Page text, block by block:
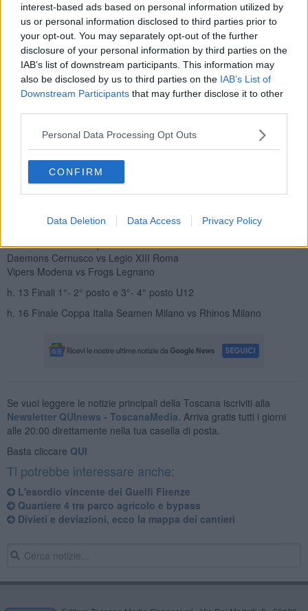
interest-based ads based on personal information utilized by
us or personal information disclosed to third parties prior to
your opt-out. You may separately opt-out of the further
disclosure of your personal information by third parties on the
IAB’s list of downstream participants. This information may
also be disclosed by us to third parties on the IAB’s List of
Downstream Participants that may further disclose it to other
Personal Data Processing Opt Outs
CONFIRM
Data Deletion Data Access Privacy Policy
"Complimenti ai Guelfi Firenze per essere riusciti ad ospitare
questo appuntamento così importante - ha dichiarato l'assessore
allo sport Cosimo Guccione che domani sarà presente alle finali - è
un segnale che c’è voglia di questo sport, grazie anche ai risultati
sportivi dei Guelfi, e questo evento permetterà un’ulteriore crescita
di un movimento in ascesa. Ancora una volta si conferma la grande
attrattività sportiva della nostra città".
l’accesso allo stadio sarà consentito solo ai possessori di green
pass ‘rafforzato’ e per un massimo di 500 spettatori. L’uso della
mascherina FFP2 è obbligatorio.
Sabato, 22 Gennaio
h. 14 Finale U15 Giaguari Torino vs Seamen Milano
h. 11 Semifinali Camp. U12:
Daemons Cernusco vs Legio XIII Roma
Vipers Modena vs Frogs Legnano
h. 13 Finali 1°- 2° posto e 3°- 4° posto U12
h. 16 Finale Coppa Italia Seamen Milano vs Rhinos Milano
Se vuoi leggere le notizie principali della Toscana iscriviti alla
Newsletter QUInews - ToscanaMedia. Arriva gratis tutti i giorni
alle 20:00 direttamente nella tua casella di posta.
Basta cliccare QUI
Ti potrebbe interessare anche:
L'esordio vincente dei Guelfi Firenze
Quartiere 4 tra parco agricolo e bypass
Divieti e deviazioni, ecco la mappa dei cantieri